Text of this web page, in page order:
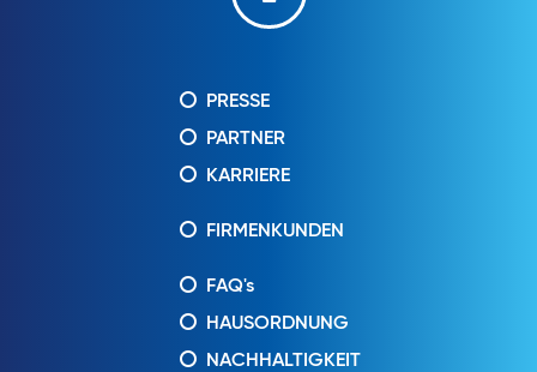
PRESSE
PARTNER
KARRIERE
FIRMENKUNDEN
FAQ's
HAUSORDNUNG
NACHHALTIGKEIT